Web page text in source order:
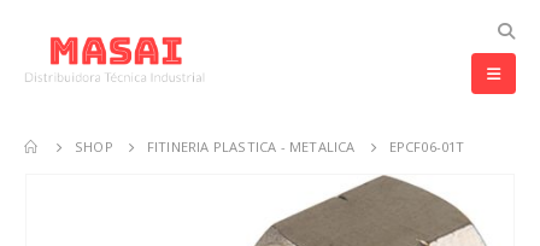
SHOP FITINERIA PLASTICA - METALICA EPCF06-01T